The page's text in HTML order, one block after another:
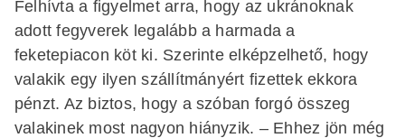
Felhívta a figyelmet arra, hogy az ukránoknak
adott fegyverek legalább a harmada a
feketepiacon köt ki. Szerinte elképzelhető, hogy
valakik egy ilyen szállítmányért fizettek ekkora
pénzt. Az biztos, hogy a szóban forgó összeg
valakinek most nagyon hiányzik. – Ehhez jön még